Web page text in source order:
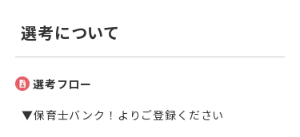
選考について
選考フロー
▼保育士バンク！よりご登録ください